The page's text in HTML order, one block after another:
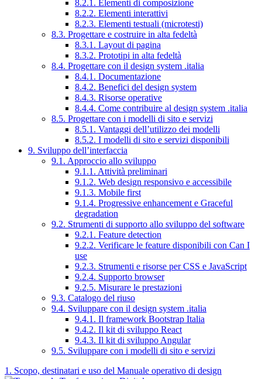
8.2.1. Elementi di composizione
8.2.2. Elementi interattivi
8.2.3. Elementi testuali (microtesti)
8.3. Progettare e costruire in alta fedeltà
8.3.1. Layout di pagina
8.3.2. Prototipi in alta fedeltà
8.4. Progettare con il design system .italia
8.4.1. Documentazione
8.4.2. Benefici del design system
8.4.3. Risorse operative
8.4.4. Come contribuire al design system .italia
8.5. Progettare con i modelli di sito e servizi
8.5.1. Vantaggi dell’utilizzo dei modelli
8.5.2. I modelli di sito e servizi disponibili
9. Sviluppo dell’interfaccia
9.1. Approccio allo sviluppo
9.1.1. Attività preliminari
9.1.2. Web design responsivo e accessibile
9.1.3. Mobile first
9.1.4. Progressive enhancement e Graceful
degradation
9.2. Strumenti di supporto allo sviluppo del software
9.2.1. Feature detection
9.2.2. Verificare le feature disponibili con Can I
use
9.2.3. Strumenti e risorse per CSS e JavaScript
9.2.4. Supporto browser
9.2.5. Misurare le prestazioni
9.3. Catalogo del riuso
9.4. Sviluppare con il design system .italia
9.4.1. Il framework Bootstrap Italia
9.4.2. Il kit di sviluppo React
9.4.3. Il kit di sviluppo Angular
9.5. Sviluppare con i modelli di sito e servizi
1. Scopo, destinatari e uso del Manuale operativo di design